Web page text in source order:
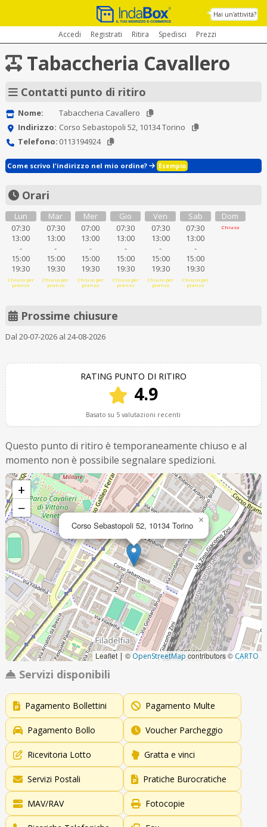
Hai un'attività?
Accedi Registrati Ritira Spedisci Prezzi
Tabaccheria Cavallero
Contatti punto di ritiro
Nome:
Tabaccheria Cavallero
Indirizzo: Corso Sebastopoli 52, 10134 Torino
Telefono: 0113194924
Come scrivo l'indirizzo nel mio ordine? Esempio
Orari
Lun
07:30
13:00
-
15:00
19:30
Chiuso per
pranzo
Mar
07:30
13:00
-
15:00
19:30
Chiuso per
pranzo
Mer
07:00
13:00
-
15:00
19:30
Chiuso per
pranzo
Gio
07:30
13:00
-
15:00
19:30
Chiuso per
pranzo
Ven
07:30
13:00
-
15:00
19:30
Chiuso per
pranzo
Sab
07:30
13:00
-
15:00
19:30
Chiuso per
pranzo
Dom
Chiuso
Prossime chiusure
Dal 20-07-2026 al 24-08-2026
RATING PUNTO DI RITIRO
4.9
Basato su 5 valutazioni recenti
Questo punto di ritiro è temporaneamente chiuso e al
momento non è possibile segnalare spedizioni.
Corso Sebastopoli 52, 10134 Torino ×
+
−
Leaflet | © OpenStreetMapcontributors © CARTO
Servizi disponibili
Pagamento Bollettini Pagamento Multe
Pagamento Bollo Voucher Parcheggio
Ricevitoria Lotto Gratta e vinci
Servizi Postali Pratiche Burocratiche
MAV/RAV Fotocopie